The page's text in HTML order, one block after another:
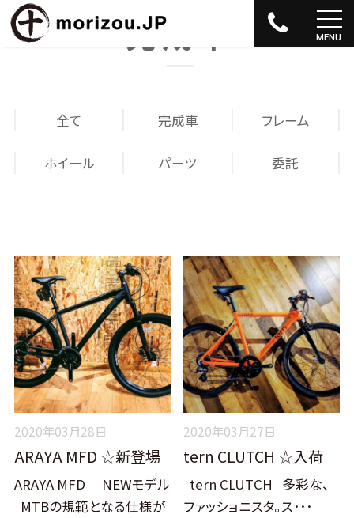
完成車
全て 完成車 フレーム
ホイール パーツ 委託
2020年03月28日
ARAYA MFD ☆新登場
ARAYA MFD NEWモデル
MTBの規範となる仕様が
2020年03月27日
tern CLUTCH ☆入荷
tern CLUTCH 多彩な、
ファッショニスタ。ス･･･